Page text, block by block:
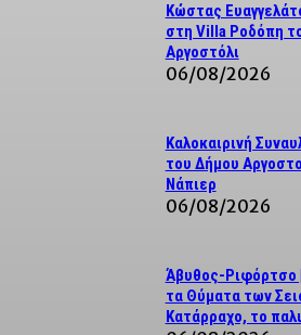
Κώστας
στη Villa Ροδόπη
Αργοστόλι
06/08/2026
Καλοκαιρινή
του Δήμου
Νάπιερ
06/08/2026
Άβυθος-Ριφόρτσο
τα Θύματα των
Κατάρραχο, το